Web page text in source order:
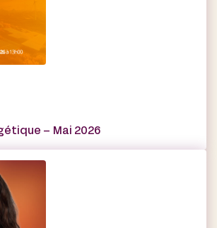
– Mai 2026